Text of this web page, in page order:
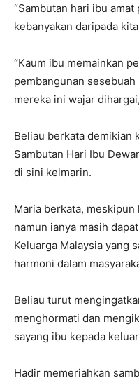
“Sambutan hari ibu
kebanyakan daripada
“Kaum ibu memainkan
pembangunan
mereka ini wajar
Beliau berkata demikian
Sambutan Hari Ibu
di sini kelmarin.
Maria berkata,
namun ianya masih
Keluarga Malaysia yang
harmoni dalam
Beliau turut
menghormati dan
sayang ibu kepada
Hadir memeriahkan